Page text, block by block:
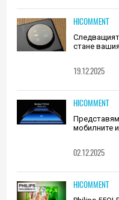
HICOMMENT
стане
19.12.2025
HICOMMENT
мобилните
02.12.2025
HICOMMENT